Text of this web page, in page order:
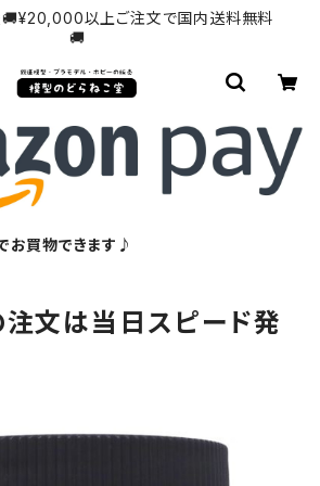
🚚¥20,000以上ご注文で国内送料無料
🚚
お買物できます♪
文は当日スピード発